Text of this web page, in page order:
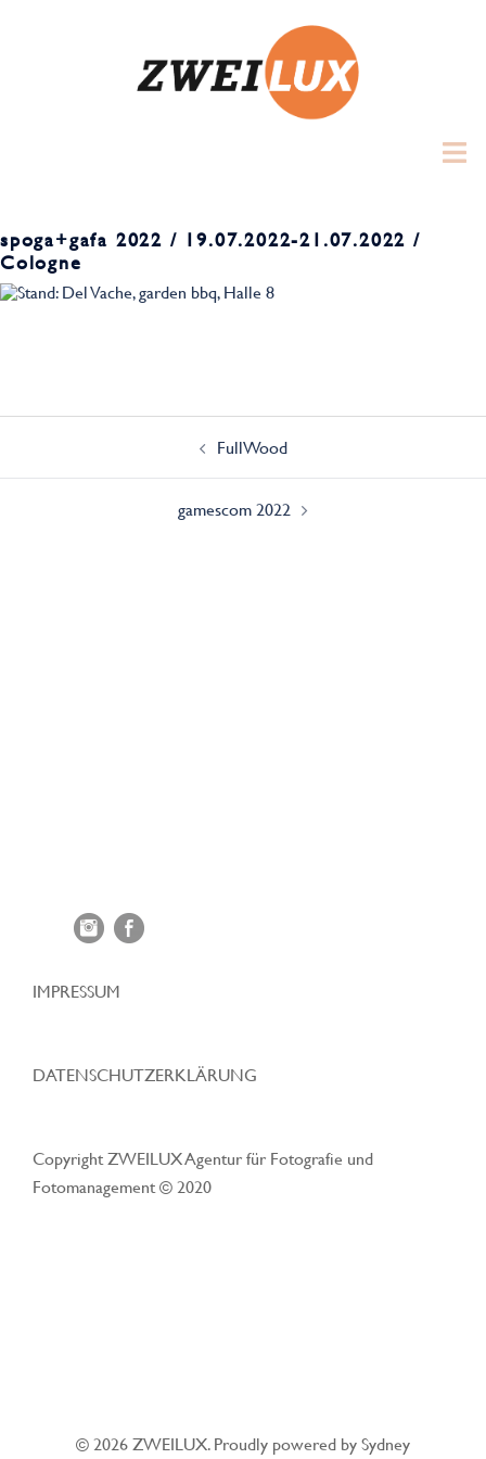
menu
spoga+gafa 2022 / 19.07.2022-21.07.2022 /
Cologne
Beitrags-
FullWood
gamescom 2022
IMPRESSUM
DATENSCHUTZERKLÄRUNG
Copyright ZWEILUX Agentur für Fotografie und
Fotomanagement © 2020
© 2026 ZWEILUX. Proudly powered bySydney